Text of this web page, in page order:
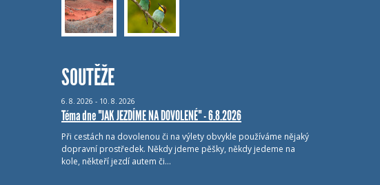
SOUTĚŽE
6. 8. 2026 - 10. 8. 2026
Téma dne "JAK JEZDÍME NA DOVOLENÉ" - 6.8.2026
Při cestách na dovolenou či na výlety obvykle používáme nějaký
dopravní prostředek. Někdy jdeme pěšky, někdy jedeme na
kole, někteří jezdí autem či…